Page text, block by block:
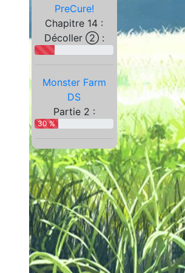
PreCure!
Chapitre 14 :
Décoller ② :
Monster Farm
DS
Partie 2 :
30 %